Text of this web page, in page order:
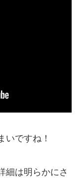
いですね！
細は明らかにさ